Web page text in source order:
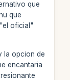
que
que
oficial"
la opcion de
encantaria